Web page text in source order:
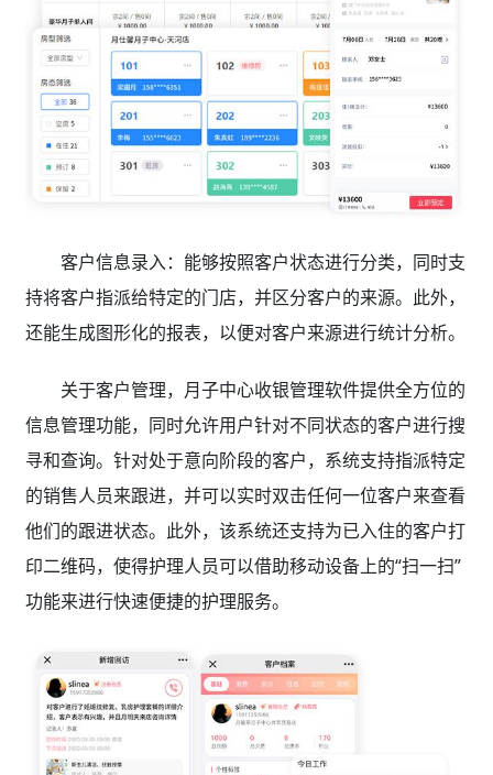
客户信息录入：能够按照客户状态进行分类，同时支
持将客户指派给特定的门店，并区分客户的来源。此外，
还能生成图形化的报表，以便对客户来源进行统计分析。
关于客户管理，月子中心收银管理软件提供全方位的
信息管理功能，同时允许用户针对不同状态的客户进行搜
寻和查询。针对处于意向阶段的客户，系统支持指派特定
的销售人员来跟进，并可以实时双击任何一位客户来查看
他们的跟进状态。此外，该系统还支持为已入住的客户打
印二维码，使得护理人员可以借助移动设备上的“扫一扫”
功能来进行快速便捷的护理服务。